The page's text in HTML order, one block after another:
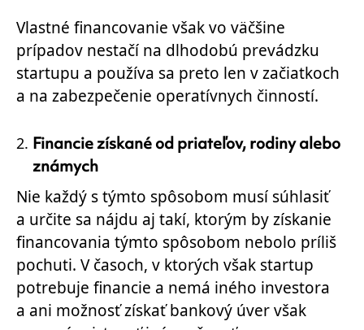
Vlastné financovanie však vo väčšine
prípadov nestačí na dlhodobú prevádzku
startupu a používa sa preto len v začiatkoch
a na zabezpečenie operatívnych činností.
Financie získané od priateľov, rodiny alebo
známych
Nie každý s týmto spôsobom musí súhlasiť
a určite sa nájdu aj takí, ktorým by získanie
financovania týmto spôsobom nebolo príliš
pochuti. V časoch, v ktorých však startup
potrebuje financie a nemá iného investora
a ani možnosť získať bankový úver však